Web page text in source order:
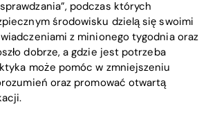
podczas których
środowisku dzielą się swoimi
z minionego tygodnia oraz
dobrze, a gdzie jest potrzeba
może pomóc w zmniejszeniu
oraz promować otwartą